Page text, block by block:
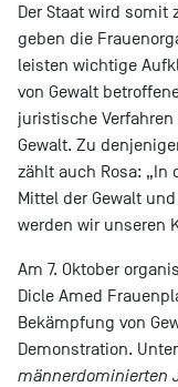
Der Staat wird somit
geben die
leisten wichtige
von Gewalt
juristische
Gewalt. Zu
zählt auch Rosa: „In
Mittel der Gewalt
werden wir unseren
Am 7. Oktober
Dicle Amed
Bekämpfung von
Demonstration.
männerdominierten